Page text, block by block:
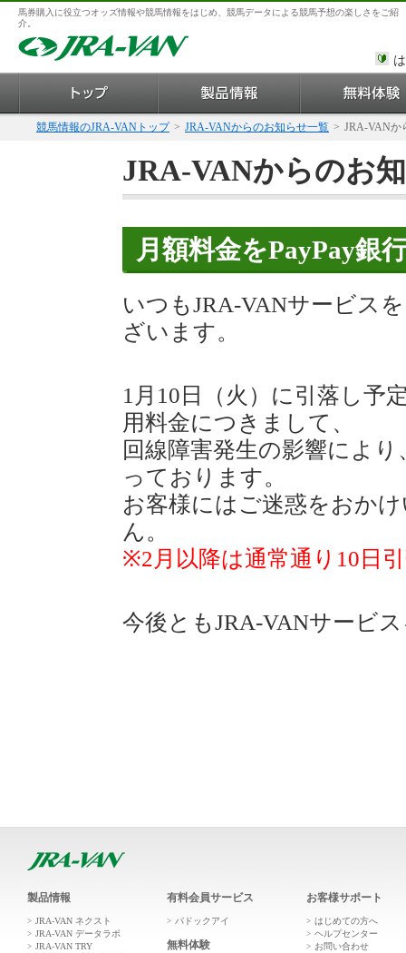
馬券購入に役立つオッズ情報や競馬情報をはじめ、競馬データによる競馬予想の楽しさをご紹
介。
競馬情報のJRA-VANトップ > JRA-VANからのお知らせ一覧 > JRA-VANか
JRA-VANからのお
月額料金をPayPay銀
いつもJRA-VANサービス
ざいます。
1月10日（火）に引落し予
用料金につきまして、
回線障害発生の影響によ
っております。
お客様にはご迷惑をおか
ん。
※2月以降は通常通り10日
今後ともJRA-VANサービ
製品情報
JRA-VAN ネクスト
JRA-VAN データラボ
JRA-VAN TRY
有料会員サービス
パドックアイ
無料体験
お客様サポート
はじめての方へ
ヘルプセンター
お問い合わせ